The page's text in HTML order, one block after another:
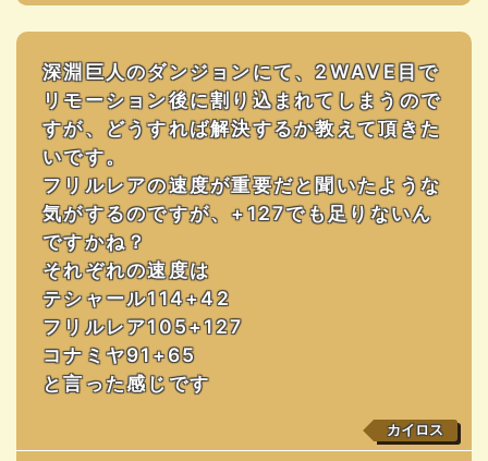
深淵巨人のダンジョンにて、2WAVE目で
リモーション後に割り込まれてしまうので
すが、どうすれば解決するか教えて頂きた
いです。
フリルレアの速度が重要だと聞いたような
気がするのですが、+127でも足りないん
ですかね？
それぞれの速度は
テシャール114+42
フリルレア105+127
コナミヤ91+65
と言った感じです
カイロス